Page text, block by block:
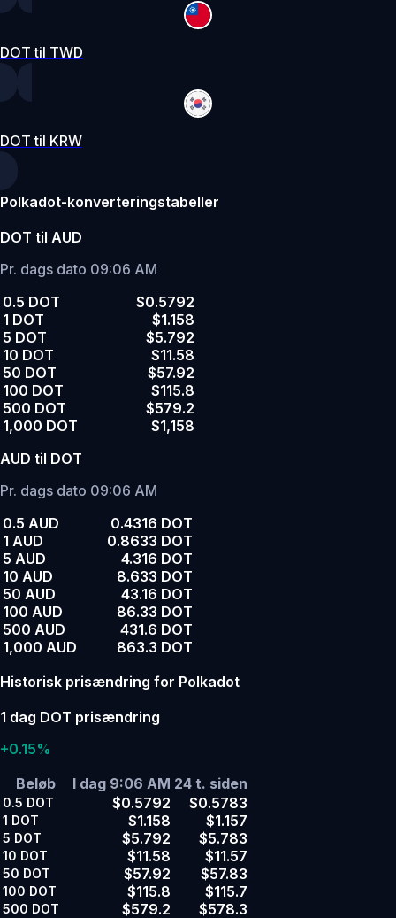
DOT til TWD
DOT til KRW
Polkadot-konverteringstabeller
DOT til AUD
Pr. dags dato 09:06 AM
0.5 DOT
$0.5792
1 DOT
$1.158
5 DOT
$5.792
10 DOT
$11.58
50 DOT
$57.92
100 DOT
$115.8
500 DOT
$579.2
1,000 DOT
$1,158
AUD til DOT
Pr. dags dato 09:06 AM
0.5 AUD
0.4316 DOT
1 AUD
0.8633 DOT
5 AUD
4.316 DOT
10 AUD
8.633 DOT
50 AUD
43.16 DOT
100 AUD
86.33 DOT
500 AUD
431.6 DOT
1,000 AUD
863.3 DOT
Historisk prisændring for Polkadot
1 dag DOT prisændring
+0.15%
Beløb
I dag 9:06 AM 24 t. siden
0.5 DOT $0.5792 $0.5783
1 DOT $1.158 $1.157
5 DOT $5.792 $5.783
10 DOT $11.58 $11.57
50 DOT $57.92 $57.83
100 DOT $115.8 $115.7
500 DOT $579.2 $578.3